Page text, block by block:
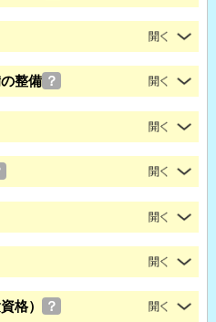
整備 ？
格） ？